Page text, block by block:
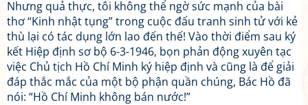
Nhưng quả thực, tôi không thể ngờ sức mạnh của bài
thơ “Kinh nhật tụng” trong cuộc đấu tranh sinh tử với kẻ
thù lại có tác dụng lớn lao đến thế! Vào thời điểm sau ký
kết Hiệp định sơ bộ 6-3-1946, bọn phản động xuyên tạc
việc Chủ tịch Hồ Chí Minh ký hiệp định và cũng là để giải
đáp thắc mắc của một bộ phận quần chúng, Bác Hồ đã
nói: “Hồ Chí Minh không bán nước!”